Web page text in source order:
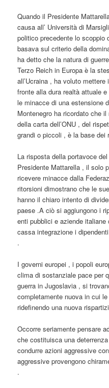
Quando il Presidente
causa all’ Università di
politico precedente lo scoppio
basava sul criterio della
ha detto che la natura di
Terzo Reich in Europa è la
all’Ucraina , ha voluto
fronte alla dura realtà attuale
le minacce di una estensione
Montenegro ha ricordato che
della carta dell’ONU , del
grandi o piccoli , è la base dei
La risposta della portavoce
Presidente Mattarella , il solo
ricevere minacce dalla
ritorsioni dimostrano che le
hanno il chiaro intento di
paese .A ciò si aggiungono i
enti pubblici e aziende
cassa integrazione i
.
I governi europei , i popoli
clima di sostanziale pace per
guerra in Jugoslavia , si
completamente nuova in cui
ridefinendo una nuova
Occorre seriamente pensare
che costituisca una
condurre azioni aggressive
aggressive provengono
.